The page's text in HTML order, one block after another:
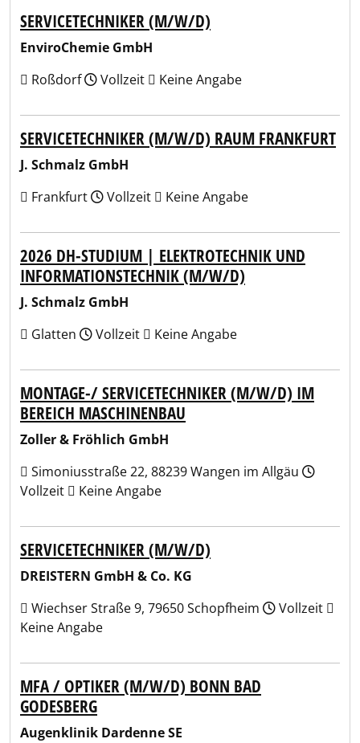
SERVICETECHNIKER (M/W/D)
EnviroChemie GmbH
Roßdorf
Vollzeit Keine Angabe
SERVICETECHNIKER (M/W/D) RAUM FRANKFURT
J. Schmalz GmbH
Frankfurt
Vollzeit Keine Angabe
2026 DH-STUDIUM | ELEKTROTECHNIK UND
INFORMATIONSTECHNIK (M/W/D)
J. Schmalz GmbH
Glatten
Vollzeit Keine Angabe
MONTAGE-/ SERVICETECHNIKER (M/W/D) IM
BEREICH MASCHINENBAU
Zoller & Fröhlich GmbH
Simoniusstraße 22, 88239 Wangen im Allgäu
Vollzeit
Keine Angabe
SERVICETECHNIKER (M/W/D)
DREISTERN GmbH & Co. KG
Wiechser Straße 9, 79650 Schopfheim
Vollzeit
Keine Angabe
MFA / OPTIKER (M/W/D) BONN BAD
GODESBERG
Augenklinik Dardenne SE